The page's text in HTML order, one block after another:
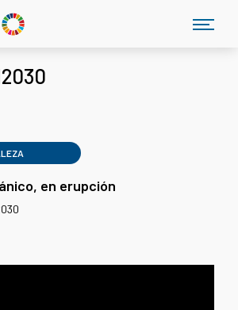
en erupción